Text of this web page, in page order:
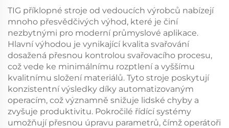
TIG příklopné stroje od vedoucích výrobců nabízejí
mnoho přesvědčivých výhod, které je činí
nezbytnými pro moderní průmyslové aplikace.
Hlavní výhodou je vynikající kvalita svařování
dosažená přesnou kontrolou svařovacího procesu,
což vede ke minimálnímu rozptlení a vyššímu
kvalitnímu složení materiálů. Tyto stroje poskytují
konzistentní výsledky díky automatizovaným
operacím, což významně snižuje lidské chyby a
zvyšuje produktivitu. Pokročilé řídící systémy
umožňují přesnou úpravu parametrů, čímž operátoři